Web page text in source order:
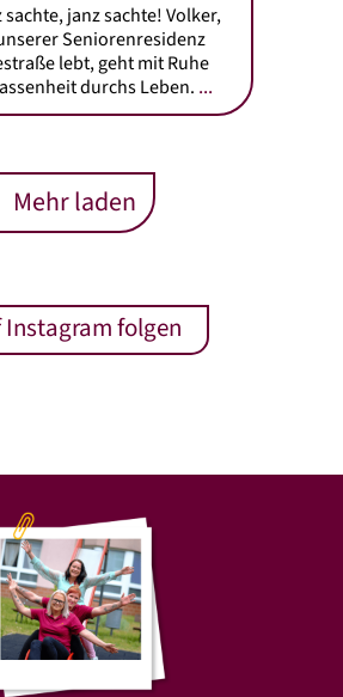
janz sachte! Volker,
Seniorenresidenz
lebt, geht mit Ruhe
durchs Leben. ...
Mehr laden
Instagram folgen